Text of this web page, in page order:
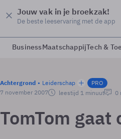
Jouw vak in je broekzak!
De beste leeservaring met de app
BusinessMaatschappijTech &
Achtergrond Leiderschap
PRO
7 november 2007
leestijd 1 minuut 0
TomTom gaat